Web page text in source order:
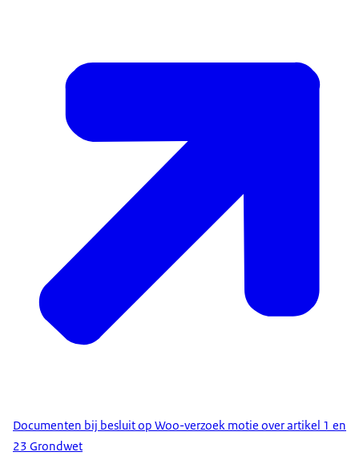
Documenten bij besluit op Woo-verzoek motie over artikel 1 en
23 Grondwet